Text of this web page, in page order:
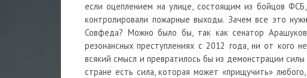
если оцеплением на улице, состоящим из бойцов
контролировали пожарные выходы. Зачем все это
Совфеда? Можно было бы, так как сенатор
резонансных преступлениях с 2012 года, ни от кого
всякий смысл и превратилось бы из демонстрации
стране есть сила, которая может «прищучить»